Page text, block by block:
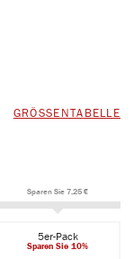
GRÖSSENTABELLE
Sparen Sie 7,25 €
5er-Pack
Sparen Sie 10%